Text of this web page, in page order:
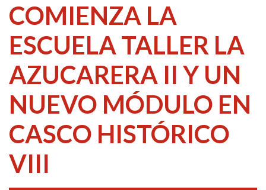
COMIENZA LA
ESCUELA TALLER LA
AZUCARERA II Y UN
NUEVO MÓDULO EN
CASCO HISTÓRICO
VIII